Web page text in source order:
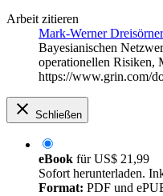
Arbeit zitieren
Mark-Werner
Bayesianischen
operationellen Risiken,
https://www.grin.com/
Schließen
eBook fürUS$ 21,99
Sofort herunterladen.
Format: PDF und